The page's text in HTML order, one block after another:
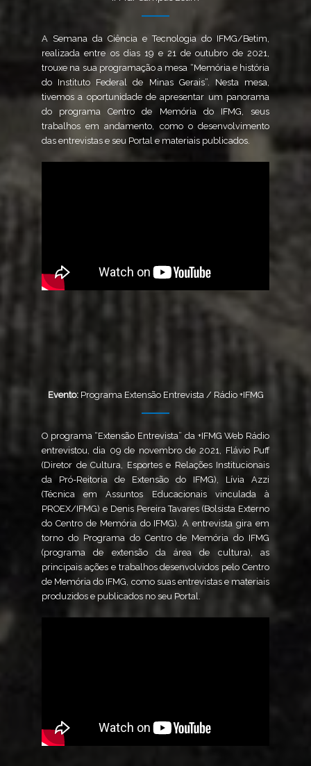
A Semana da Ciência e Tecnologia do IFMG/Betim,
realizada entre os dias 19 e 21 de outubro de 2021,
trouxe na sua programação a mesa “Memória e história
do Instituto Federal de Minas Gerais”. Nesta mesa,
tivemos a oportunidade de apresentar um panorama
do programa Centro de Memória do IFMG, seus
trabalhos em andamento, como o desenvolvimento
das entrevistas e seu Portal e materiais publicados.
Evento: Programa Extensão Entrevista / Rádio +IFMG
O programa “Extensão Entrevista” da +IFMG Web Rádio
entrevistou, dia 09 de novembro de 2021, Flávio Puff
(Diretor de Cultura, Esportes e Relações Institucionais
da Pró-Reitoria de Extensão do IFMG), Lívia Azzi
(Técnica em Assuntos Educacionais vinculada à
PROEX/IFMG) e Denis Pereira Tavares (Bolsista Externo
do Centro de Memória do IFMG). A entrevista gira em
torno do Programa do Centro de Memória do IFMG
(programa de extensão da área de cultura), as
principais ações e trabalhos desenvolvidos pelo Centro
de Memória do IFMG, como suas entrevistas e materiais
produzidos e publicados no seu Portal.